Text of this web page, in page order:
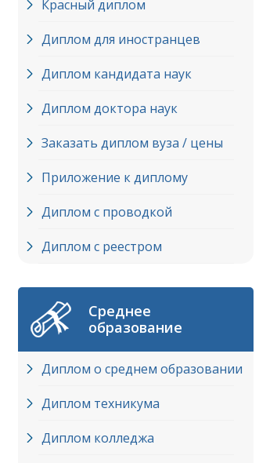
Красный диплом
Диплом для иностранцев
Диплом кандидата наук
Диплом доктора наук
Заказать диплом вуза / цены
Приложение к диплому
Диплом с проводкой
Диплом с реестром
Среднее
образование
Диплом о среднем образовании
Диплом техникума
Диплом колледжа